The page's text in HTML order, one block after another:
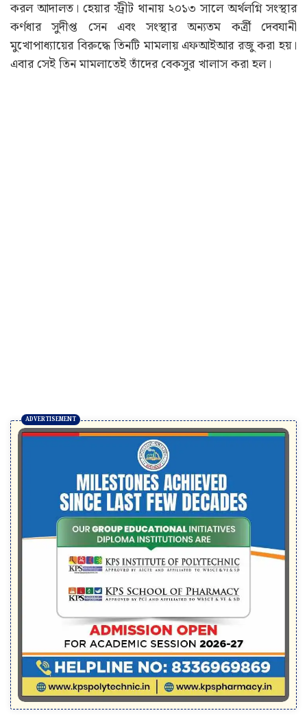
করল আদালত। হেয়ার স্ট্রীট থানায় ২০১৩ সালে অর্থলগ্নি সংস্থার
কর্ণধার সুদীপ্ত সেন এবং সংস্থার অন্যতম কর্ত্রী দেবযানী
মুখোপাধ্যায়ের বিরুদ্ধে তিনটি মামলায় এফআইআর রজু করা হয়।
এবার সেই তিন মামলাতেই তাঁদের বেকসুর খালাস করা হল।